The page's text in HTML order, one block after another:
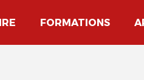
FORMATIONS